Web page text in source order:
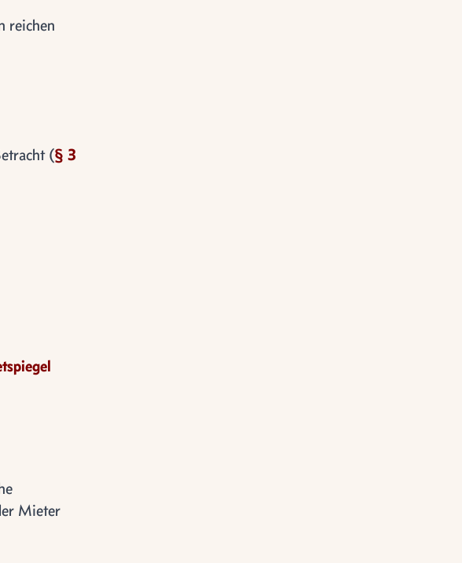
reichen
(§ 3
Mieter